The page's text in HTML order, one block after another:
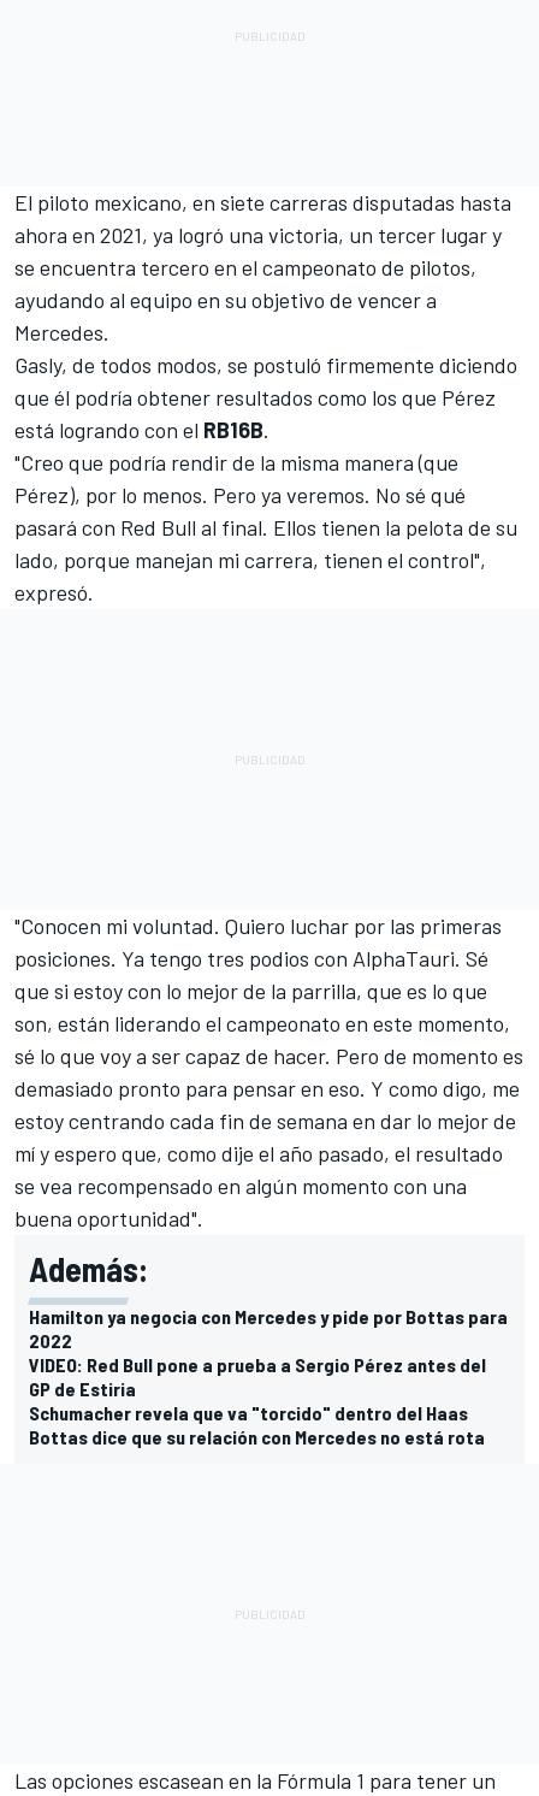
El piloto mexicano, en siete carreras disputadas hasta
ahora en 2021, ya logró una victoria, un tercer lugar y
se encuentra tercero en el campeonato de pilotos,
ayudando al equipo en su objetivo de vencer a
Mercedes.
Gasly, de todos modos, se postuló firmemente diciendo
que él podría obtener resultados como los que Pérez
está logrando con el RB16B.
"Creo que podría rendir de la misma manera (que
Pérez), por lo menos. Pero ya veremos. No sé qué
pasará con Red Bull al final. Ellos tienen la pelota de su
lado, porque manejan mi carrera, tienen el control",
expresó.
"Conocen mi voluntad. Quiero luchar por las primeras
posiciones. Ya tengo tres podios con AlphaTauri. Sé
que si estoy con lo mejor de la parrilla, que es lo que
son, están liderando el campeonato en este momento,
sé lo que voy a ser capaz de hacer. Pero de momento es
demasiado pronto para pensar en eso. Y como digo, me
estoy centrando cada fin de semana en dar lo mejor de
mí y espero que, como dije el año pasado, el resultado
se vea recompensado en algún momento con una
buena oportunidad".
Además:
Hamilton ya negocia con Mercedes y pide por Bottas para
2022
VIDEO: Red Bull pone a prueba a Sergio Pérez antes del
GP de Estiria
Schumacher revela que va "torcido" dentro del Haas
Bottas dice que su relación con Mercedes no está rota
Las opciones escasean en la Fórmula 1 para tener un